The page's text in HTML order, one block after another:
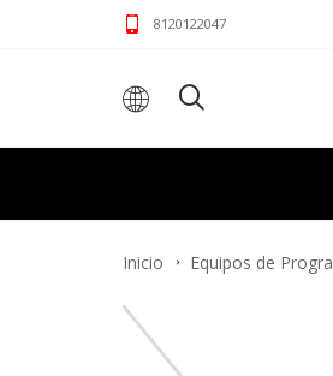
8120122047
Inicio Equipos de